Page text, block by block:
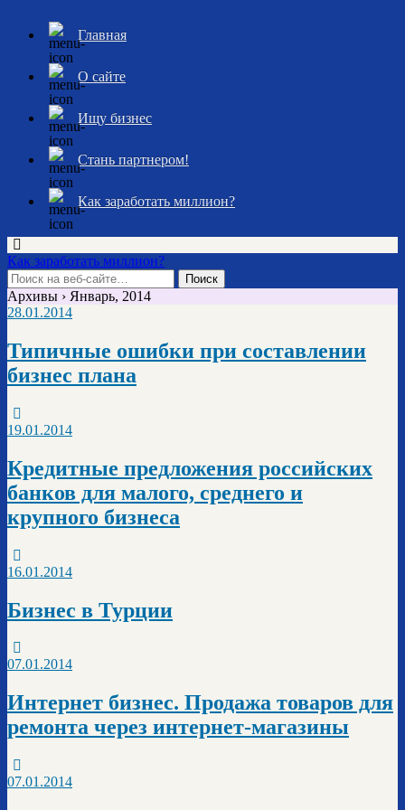
Главная
О сайте
Ищу бизнес
Стань партнером!
Как заработать миллион?
Как заработать миллион?
Архивы › Январь, 2014
28.01.2014
Типичные ошибки при составлении
бизнес плана
19.01.2014
Кредитные предложения российских
банков для малого, среднего и
крупного бизнеса
16.01.2014
Бизнес в Турции
07.01.2014
Интернет бизнес. Продажа товаров для
ремонта через интернет-магазины
07.01.2014